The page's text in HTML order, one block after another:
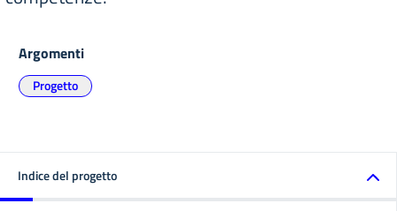
Argomenti
Progetto
Indice del progetto